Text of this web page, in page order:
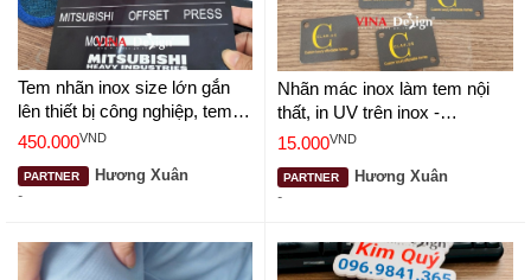
Tem nhãn inox size lớn gắn
lên thiết bị công nghiệp, tem
nhãn in nhiệt sắc nét -
450.000VND
PARTNER Hương Xuân
-
Nhãn mác inox làm tem nội
thất, in UV trên inox -
VINADESIGN
15.000VND
PARTNER Hương Xuân
-